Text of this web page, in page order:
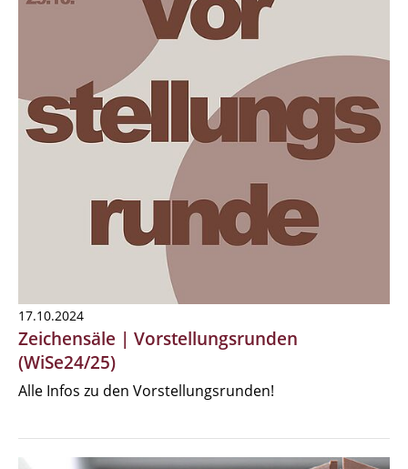
17.10.2024
Zeichensäle | Vorstellungsrunden
(WiSe24/25)
Alle Infos zu den Vorstellungsrunden!